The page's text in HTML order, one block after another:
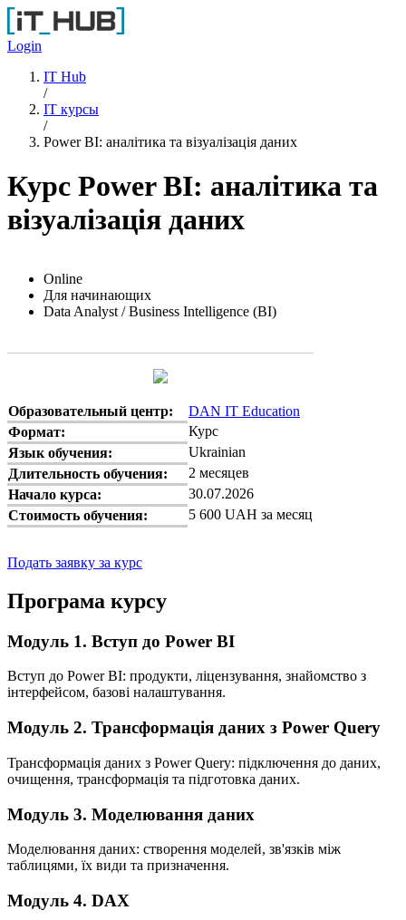
Перейти к основному содержанию
Login
IT Hub
/
IT курсы
/
Power BI: аналітика та візуалізація даних
Курс Power BI: аналітика та
візуалізація даних
Online
Для начинающих
Data Analyst / Business Intelligence (BI)
Образовательный центр:
DAN IT Education
Формат:
Курс
Язык обучения:
Ukrainian
Длительность обучения:
2 месяцев
Начало курса:
30.07.2026
Стоимость обучения:
5 600 UAH за месяц
Подать заявку за курс
Програма курсу
Модуль 1. Вступ до Power BI
Вступ до Power BI: продукти, ліцензування, знайомство з
інтерфейсом, базові налаштування.
Модуль 2. Трансформація даних з Power Query
Трансформація даних з Power Query: підключення до даних,
очищення, трансформація та підготовка даних.
Модуль 3. Моделювання даних
Моделювання даних: створення моделей, зв'язків між
таблицями, їх види та призначення.
Модуль 4. DAX